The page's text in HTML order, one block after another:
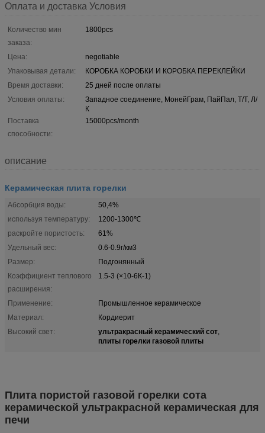
Оплата и доставка Условия
Количество мин
заказа:
1800pcs
Цена:
negotiable
Упаковывая детали:
КОРОБКА КОРОБКИ И КОРОБКА ПЕРЕКЛЕЙКИ
Время доставки:
25 дней после оплаты
Условия оплаты:
Западное соединение, МонейГрам, ПайПал, Т/Т, Л/
К
Поставка
способности:
15000pcs/month
описание
Керамическая плита горелки
Абсорбция воды:
50,4%
используя температуру:
1200-1300℃
раскройте пористость:
61%
Удельный вес:
0.6-0.9г/км3
Размер:
Подгонянный
Коэффициент теплового
расширения:
1.5-3 (×10-6К-1)
Применение:
Промышленное керамическое
Материал:
Кордиерит
Высокий свет:
ультракрасный керамический сот,
плиты горелки газовой плиты
Плита пористой газовой горелки сота
керамической ультракрасной керамическая для
печи